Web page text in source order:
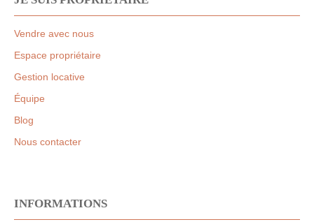
Vendre avec nous
Espace propriétaire
Gestion locative
Équipe
Blog
Nous contacter
INFORMATIONS